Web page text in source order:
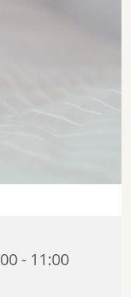
- 11:00